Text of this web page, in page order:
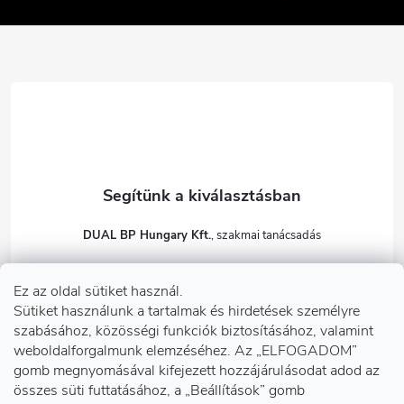
Ez az oldal sütiket használ.
Sütiket használunk a tartalmak és hirdetések személyre
szabásához, közösségi funkciók biztosításához, valamint
weboldalforgalmunk elemzéséhez. Az „ELFOGADOM”
gomb megnyomásával kifejezett hozzájárulásodat adod az
összes süti futtatásához, a „Beállítások” gomb
é
Információk önnek
DUAL BP Hungary Kft.
dualbp.hu